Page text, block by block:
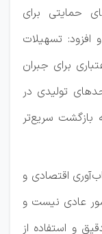
حمایتی برای
تسهیلات
برای جبران
تولیدی در
بازگشت سریع‌تر
اقتصادی و
عادی نیست و
و استفاده از